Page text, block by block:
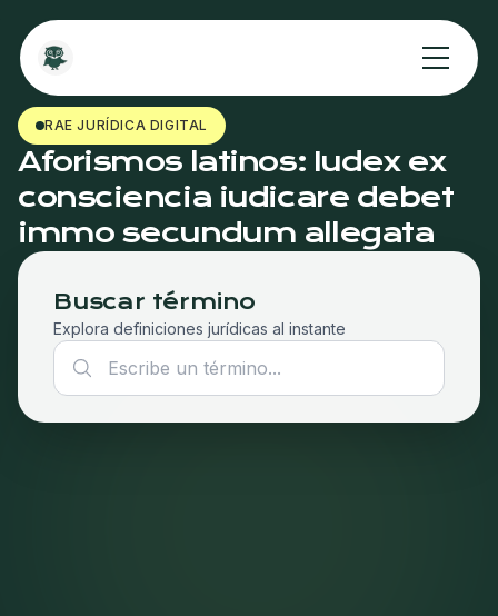
RAE JURÍDICA DIGITAL
Aforismos latinos: Iudex ex
consciencia iudicare debet
immo secundum allegata
Buscar término
Explora definiciones jurídicas al instante